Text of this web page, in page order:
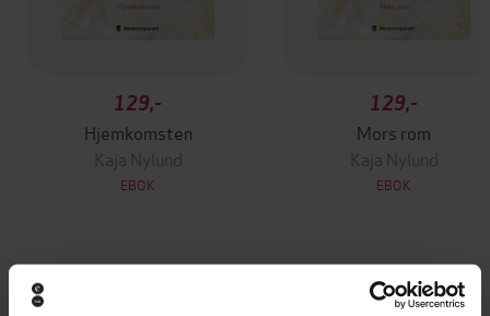
129,-
Hjemkomsten
Kaja Nylund
EBOK
129,-
Mors rom
Kaja Nylund
EBOK
Andre har også kjøpt